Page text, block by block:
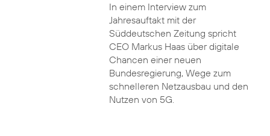
In einem Interview zum
Jahresauftakt mit der
Süddeutschen Zeitung spricht
CEO Markus Haas über digitale
Chancen einer neuen
Bundesregierung, Wege zum
schnelleren Netzausbau und den
Nutzen von 5G.